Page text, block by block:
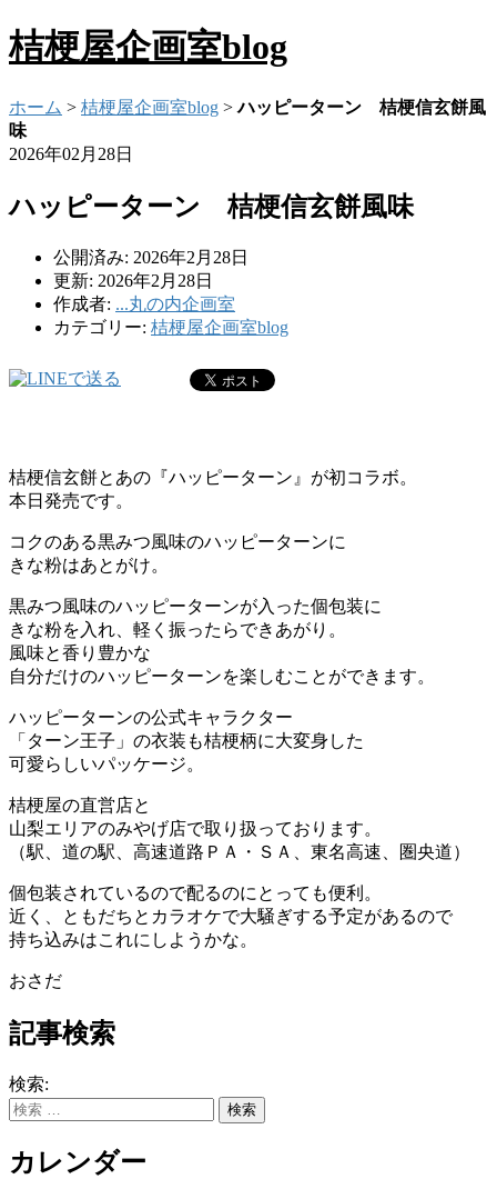
桔梗屋企画室blog
ホーム > 桔梗屋企画室blog >ハッピーターン 桔梗信玄餅風
味
2026年02月28日
ハッピーターン 桔梗信玄餅風味
公開済み: 2026年2月28日
更新: 2026年2月28日
作成者: ...丸の内企画室
カテゴリー: 桔梗屋企画室blog
桔梗信玄餅とあの『ハッピーターン』が初コラボ。
本日発売です。
コクのある黒みつ風味のハッピーターンに
きな粉はあとがけ。
黒みつ風味のハッピーターンが入った個包装に
きな粉を入れ、軽く振ったらできあがり。
風味と香り豊かな
自分だけのハッピーターンを楽しむことができます。
ハッピーターンの公式キャラクター
「ターン王子」の衣装も桔梗柄に大変身した
可愛らしいパッケージ。
桔梗屋の直営店と
山梨エリアのみやげ店で取り扱っております。
（駅、道の駅、高速道路ＰＡ・ＳＡ、東名高速、圏央道）
個包装されているので配るのにとっても便利。
近く、ともだちとカラオケで大騒ぎする予定があるので
持ち込みはこれにしようかな。
おさだ
記事検索
検索:
カレンダー